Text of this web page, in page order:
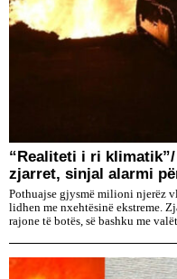
“Realiteti i ri
zjarret, sinjal alarmi
Pothuajse gjysmë milioni njerëz
lidhen me nxehtësinë ekstreme.
rajone të botës, së bashku me